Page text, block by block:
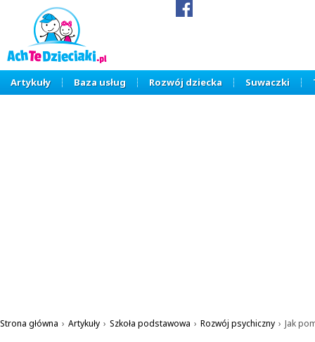
Artykuły Baza usług Rozwój dziecka Suwaczki
Strona główna › Artykuły › Szkoła podstawowa › Rozwój psychiczny › Jak